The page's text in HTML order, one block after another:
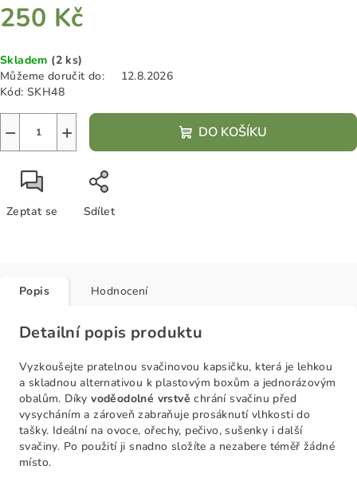
250 Kč
cena:
Skladem (2 ks)
Můžeme doručit do:
12.8.2026
Kód: SKH48
+
− DO KOŠÍKU
Zeptat se Sdílet
Popis Hodnocení
Detailní popis produktu
Vyzkoušejte pratelnou svačinovou kapsičku, která je lehkou
a skladnou alternativou k plastovým boxům a jednorázovým
obalům. Díkyvoděodolné vrstvě chrání svačinu před
vysycháním a zároveň zabraňuje prosáknutí vlhkosti do
tašky. Ideální na ovoce, ořechy, pečivo, sušenky i další
svačiny. Po použití ji snadno složíte a nezabere téměř žádné
místo.